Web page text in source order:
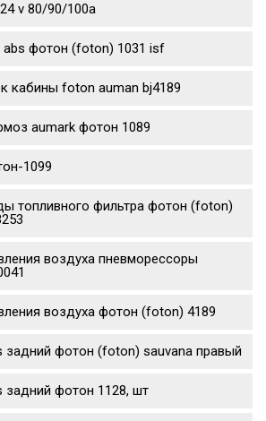
v 80/90/100a
abs фотон (foton) 1031 isf
кабины foton auman bj4189
aumark фотон 1089
1099
топливного фильтра фотон (foton)
воздуха пневморессоры
воздуха фотон (foton) 4189
задний фотон (foton) sauvana правый
задний фотон 1128, шт